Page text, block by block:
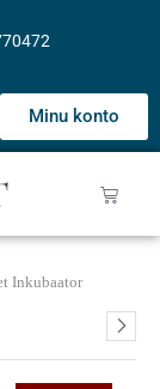
Minu konto
Inkubaator